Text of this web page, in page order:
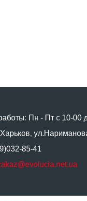
Пн - Пт с 10-00
85-41